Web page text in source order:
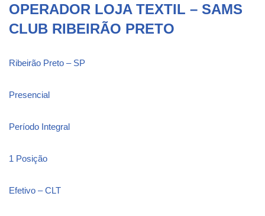
OPERADOR LOJA TEXTIL – SAMS
CLUB RIBEIRÃO PRETO
Ribeirão Preto – SP
Presencial
Período Integral
1 Posição
Efetivo – CLT